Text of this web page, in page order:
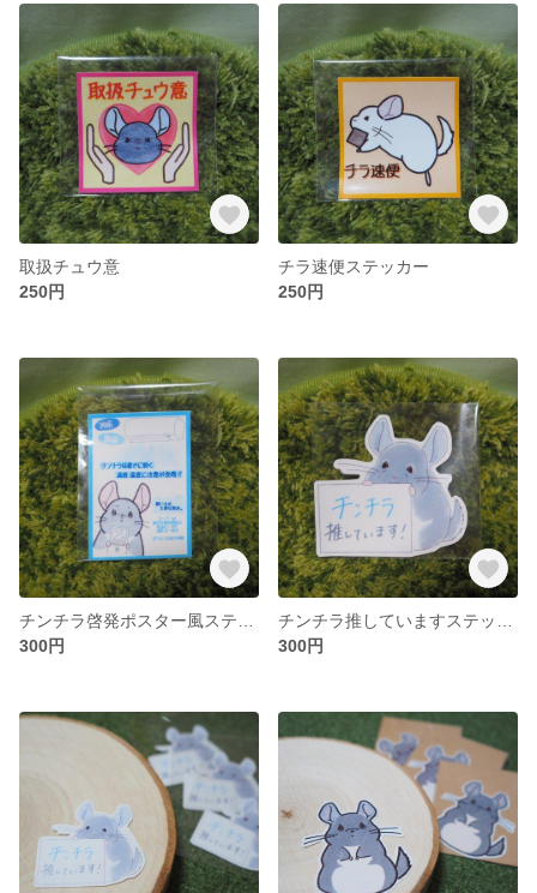
取扱チュウ意
250円
チラ速便ステッカー
250円
300円
300円